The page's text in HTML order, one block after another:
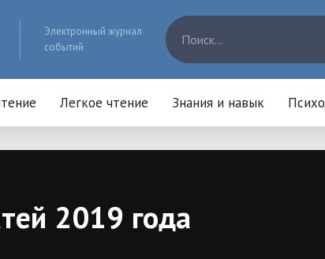
Электронный журнал
событий
Легкое чтение Знания и навык
2019 года